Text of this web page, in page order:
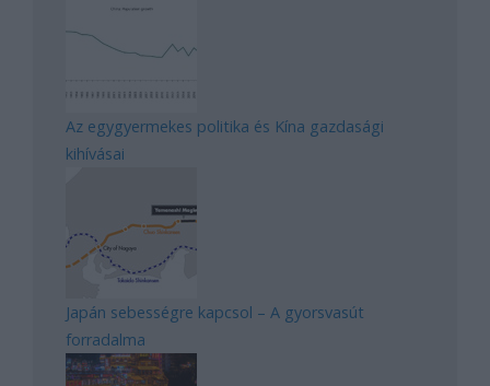
Az egygyermekes politika és Kína gazdasági
kihívásai
Japán sebességre kapcsol – A gyorsvasút
forradalma